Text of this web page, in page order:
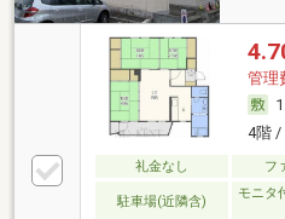
管理
4階 /
礼金なし フ
駐車場(近隣含)
モニタ